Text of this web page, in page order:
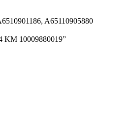
A65110905880
KM 10009880019”